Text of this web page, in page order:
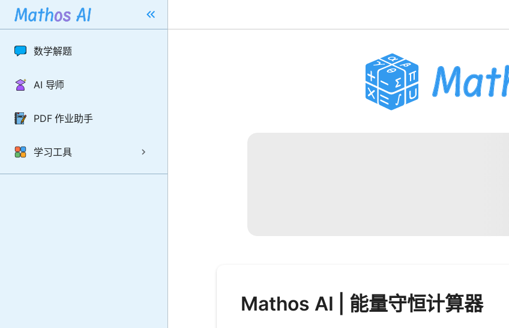
数学解题
AI 导师
PDF 作业助手
学习工具
Mathos AI | 能量守恒计算器